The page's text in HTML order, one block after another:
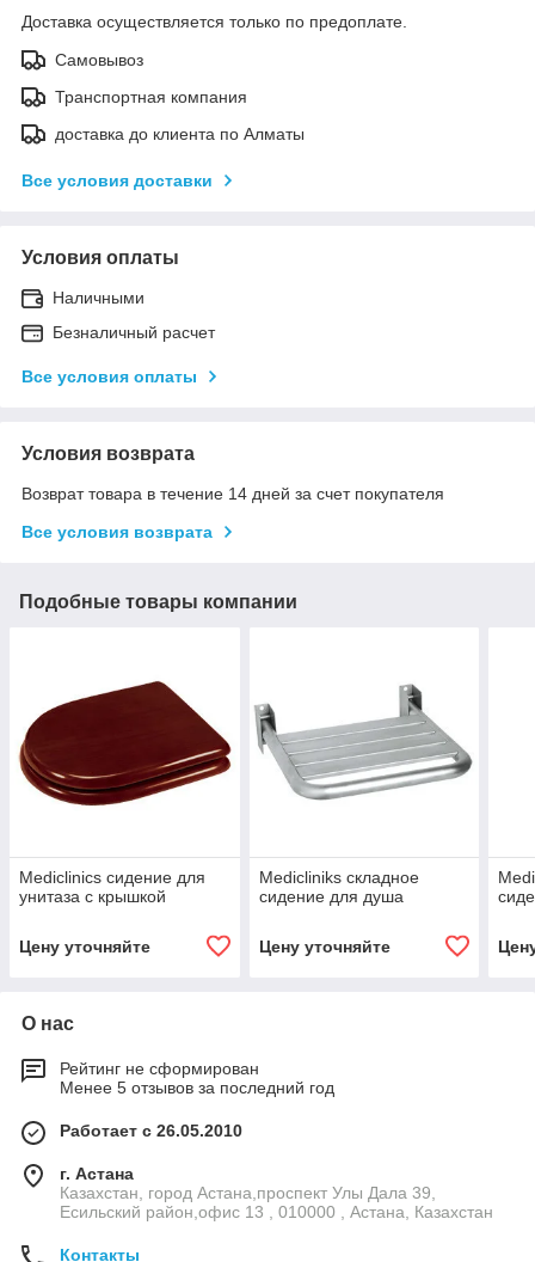
Доставка осуществляется только по предоплате.
Самовывоз
Транспортная компания
доставка до клиента по Алматы
Все условия доставки
Условия оплаты
Наличными
Безналичный расчет
Все условия оплаты
Условия возврата
Возврат товара в течение 14 дней за счет покупателя
Все условия возврата
Подобные товары компании
Mediclinics сидение для
унитаза с крышкой
Цену уточняйте
Medicliniks складное
сидение для душа
Цену уточняйте
О нас
Рейтинг не сформирован
Менее 5 отзывов за последний год
Работает с 26.05.2010
г. Астана
Казахстан, город Астана,проспект Улы Дала 39,
Есильский район,офис 13 , 010000 , Астана, Казахстан
Контакты